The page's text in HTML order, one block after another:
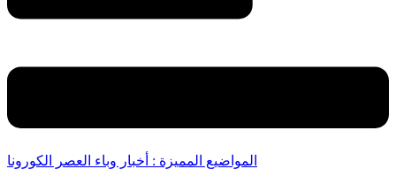
المواضيع المميزة : أخبار وباء العصر الكورونا